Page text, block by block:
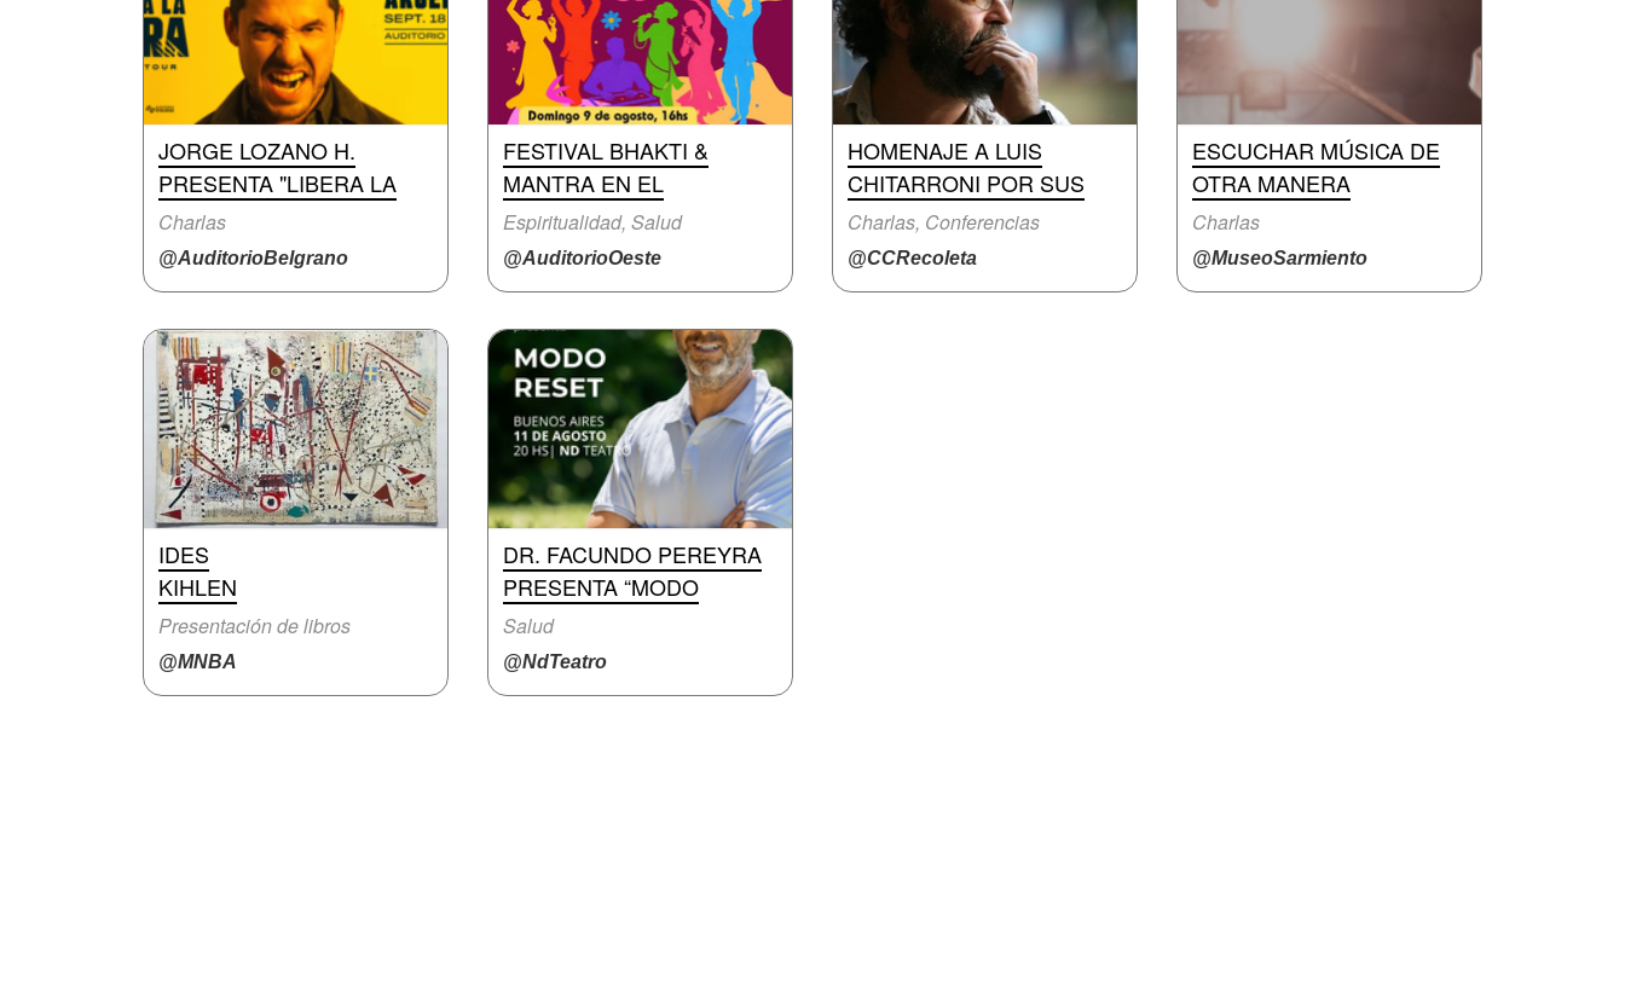
JORGE LOZANO H.
PRESENTA "LIBERA LA
Charlas
@AuditorioBelgrano
FESTIVAL BHAKTI &
MANTRA EN EL
Espiritualidad, Salud
@AuditorioOeste
HOMENAJE A LUIS
CHITARRONI POR SUS
Charlas, Conferencias
@CCRecoleta
ESCUCHAR MÚSICA DE
OTRA MANERA
Charlas
@MuseoSarmiento
IDES
KIHLEN
Presentación de libros
@MNBA
DR. FACUNDO PEREYRA
PRESENTA “MODO
Salud
@NdTeatro